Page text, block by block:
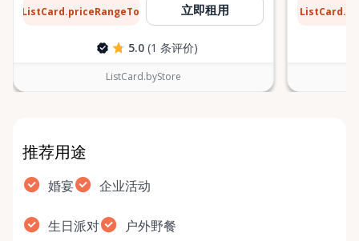
ListCard.priceRangeTo 立即租用
5.0 (1 条评价)
ListCard.byStore
推荐用途
婚宴 企业活动
生日派对 户外野餐